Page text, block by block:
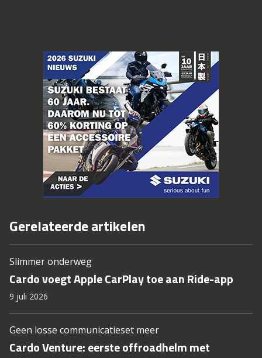
Gerelateerde artikelen
Slimmer onderweg
Cardo voegt Apple CarPlay toe aan Ride-app
9 juli 2026
Geen losse communicatieset meer
Cardo Venture: eerste offroadhelm met